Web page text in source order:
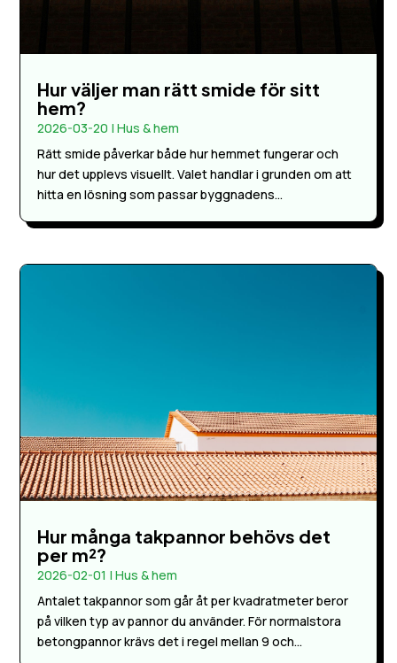
Hur väljer man rätt smide för sitt
hem?
2026-03-20 |Hus & hem
Rätt smide påverkar både hur hemmet fungerar och
hur det upplevs visuellt. Valet handlar i grunden om att
hitta en lösning som passar byggnadens...
Hur många takpannor behövs det
per m²?
2026-02-01 |Hus & hem
Antalet takpannor som går åt per kvadratmeter beror
på vilken typ av pannor du använder. För normalstora
betongpannor krävs det i regel mellan 9 och...